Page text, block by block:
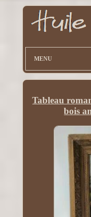
MENU
Tableau
bois